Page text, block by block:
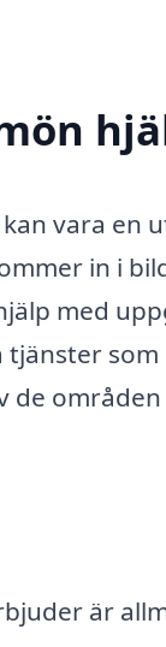
vara en
in i
med
de
är